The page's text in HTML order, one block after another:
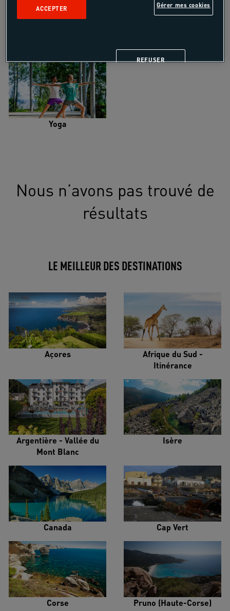
Vélo de randonnée
Yoga
Nous n’avons pas trouvé de
résultats
LE MEILLEUR DES DESTINATIONS
Açores
Afrique du Sud -
Itinérance
Argentière - Vallée du
Mont Blanc
Isère
Canada Cap Vert
Corse Pruno (Haute-Corse)
Gérer mes cookies
REFUSER
ACCEPTER